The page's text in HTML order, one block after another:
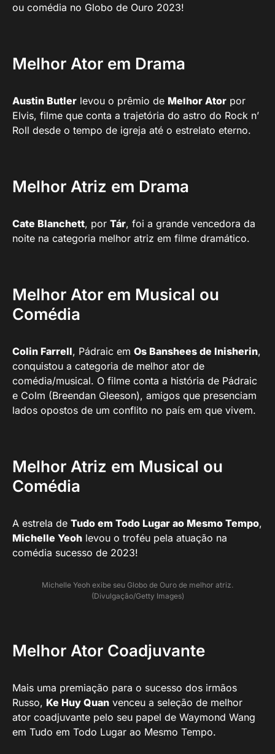
ou comédia no Globo de Ouro 2023!
Melhor Ator em Drama
Austin Butler levou o prêmio de Melhor Ator por
Elvis, filme que conta a trajetória do astro do Rock n’
Roll desde o tempo de igreja até o estrelato eterno.
Melhor Atriz em Drama
Cate Blanchett, por Tár, foi a grande vencedora da
noite na categoria melhor atriz em filme dramático.
Melhor Ator em Musical ou
Comédia
Colin Farrell, Pádraic em Os Banshees de Inisherin,
conquistou a categoria de melhor ator de
comédia/musical. O filme conta a história de Pádraic
e Colm (Breendan Gleeson), amigos que presenciam
lados opostos de um conflito no país em que vivem.
Melhor Atriz em Musical ou
Comédia
A estrela de Tudo em Todo Lugar ao Mesmo Tempo,
Michelle Yeoh levou o troféu pela atuação na
comédia sucesso de 2023!
Michelle Yeoh exibe seu Globo de Ouro de melhor atriz.
(Divulgação/Getty Images)
Melhor Ator Coadjuvante
Mais uma premiação para o sucesso dos irmãos
Russo, Ke Huy Quan venceu a seleção de melhor
ator coadjuvante pelo seu papel de Waymond Wang
em Tudo em Todo Lugar ao Mesmo Tempo.